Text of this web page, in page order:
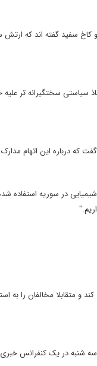
کاخ سفید گفته اند که ارتش
اتخاذ سیاستی سختگیرانه
که درباره این اتهام
در سوریه استفاده
شنبه در یک کنفرانس خبری